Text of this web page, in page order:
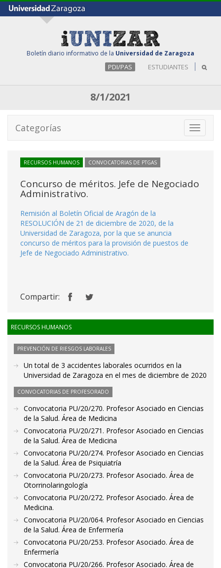
Boletín diario informativo de la Universidad de Zaragoza
PDI/PAS ESTUDIANTES
8/1/2021
Toggle
Categorías
RECURSOS HUMANOS CONVOCATORIAS DE PTGAS
Concurso de méritos. Jefe de Negociado
Administrativo.
Remisión al Boletín Oficial de Aragón de la
RESOLUCIÓN de 21 de diciembre de 2020, de la
Universidad de Zaragoza, por la que se anuncia
concurso de méritos para la provisión de puestos de
Jefe de Negociado Administrativo.
Compartir:
RECURSOS HUMANOS
PREVENCIÓN DE RIESGOS LABORALES
Un total de 3 accidentes laborales ocurridos en la
Universidad de Zaragoza en el mes de diciembre de 2020
CONVOCATORIAS DE PROFESORADO
Convocatoria PU/20/270. Profesor Asociado en Ciencias
de la Salud. Área de Medicina
Convocatoria PU/20/271. Profesor Asociado en Ciencias
de la Salud. Área de Medicina
Convocatoria PU/20/274. Profesor Asociado en Ciencias
de la Salud. Área de Psiquiatría
Convocatoria PU/20/273. Profesor Asociado. Área de
Otorrinolaringología
Convocatoria PU/20/272. Profesor Asociado. Área de
Medicina.
Convocatoria PU/20/064. Profesor Asociado en Ciencias
de la Salud. Área de Enfermería
Convocatoria PU/20/253. Profesor Asociado. Área de
Enfermería
Convocatoria PU/20/266. Profesor Asociado. Área de